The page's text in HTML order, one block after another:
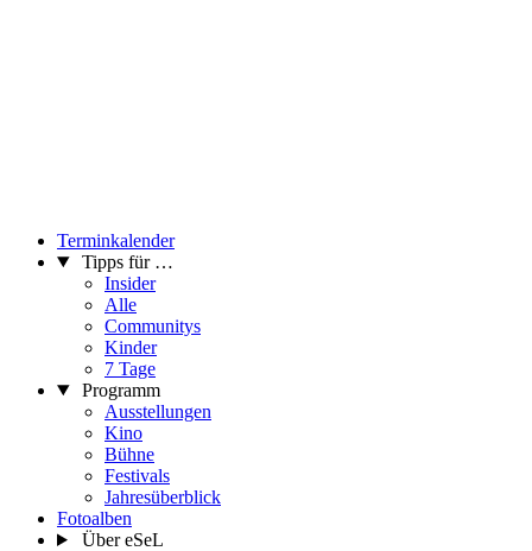
Terminkalender
Tipps für …
Insider
Alle
Communitys
Kinder
7 Tage
Programm
Ausstellungen
Kino
Bühne
Festivals
Jahresüberblick
Fotoalben
Über eSeL